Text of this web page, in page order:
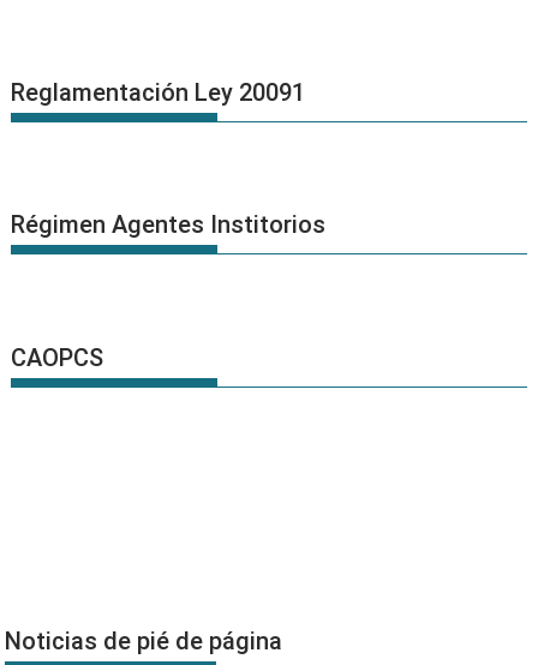
Reglamentación Ley 20091
Régimen Agentes Institorios
CAOPCS
Noticias de pié de página